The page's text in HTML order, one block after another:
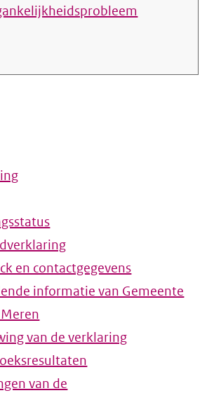
en contactgegevens
informatie van Gemeente
van de verklaring
van de